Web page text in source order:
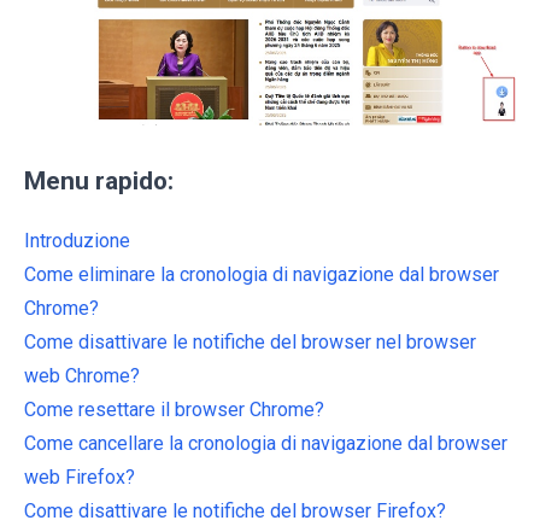
Menu rapido:
Introduzione
Come eliminare la cronologia di navigazione dal browser
Chrome?
Come disattivare le notifiche del browser nel browser
web Chrome?
Come resettare il browser Chrome?
Come cancellare la cronologia di navigazione dal browser
web Firefox?
Come disattivare le notifiche del browser Firefox?